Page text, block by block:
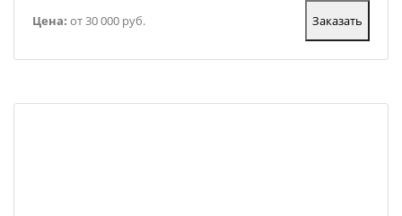
Цена: от 30 000 руб. Заказать